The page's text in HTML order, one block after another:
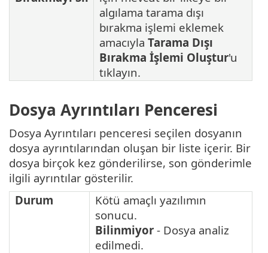
algılama tarama dışı
bırakma işlemi eklemek
amacıyla Tarama Dışı
Bırakma İşlemi Oluştur'u
tıklayın.
Dosya Ayrıntıları Penceresi
Dosya Ayrıntıları penceresi seçilen dosyanın
dosya ayrıntılarından oluşan bir liste içerir. Bir
dosya birçok kez gönderilirse, son gönderimle
ilgili ayrıntılar gösterilir.
Durum
Kötü amaçlı yazılımın
sonucu.
Bilinmiyor - Dosya analiz
edilmedi.